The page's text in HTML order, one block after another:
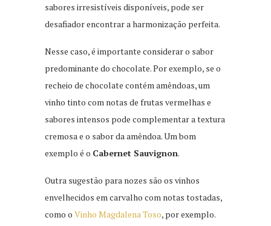
sabores irresistíveis disponíveis, pode ser
desafiador encontrar a harmonização perfeita.
Nesse caso, é importante considerar o sabor
predominante do chocolate. Por exemplo, se o
recheio de chocolate contém amêndoas, um
vinho tinto com notas de frutas vermelhas e
sabores intensos pode complementar a textura
cremosa e o sabor da amêndoa. Um bom
exemplo é o Cabernet Sauvignon.
Outra sugestão para nozes são os vinhos
envelhecidos em carvalho com notas tostadas,
como o Vinho Magdalena Toso, por exemplo.